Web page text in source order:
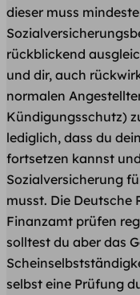
dieser muss
rückblickend
und dir, auch
normalen
Kündigungsschutz)
lediglich, dass du
fortsetzen kannst
Sozialversicherung
musst. Die Deutsche
Finanzamt prüfen
solltest du aber das
selbst eine Prüfung